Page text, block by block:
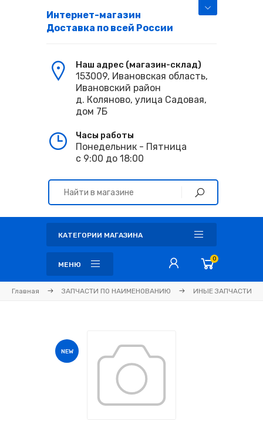
Интернет-магазин
Доставка по всей России
Наш адрес (магазин-склад)
153009, Ивановская область,
Ивановский район
д. Коляново, улица Садовая,
дом 7Б
Часы работы
Понедельник - Пятница
с 9:00 до 18:00
КАТЕГОРИИ МАГАЗИНА
МЕНЮ
0
Главная ЗАПЧАСТИ ПО НАИМЕНОВАНИЮ ИНЫЕ ЗАПЧАСТИ
NEW